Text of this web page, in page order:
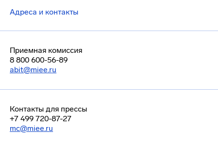
Адреса и контакты
Приемная комиссия
8 800 600-56-89
abit@miee.ru
Контакты для прессы
+7 499 720-87-27
mc@miee.ru